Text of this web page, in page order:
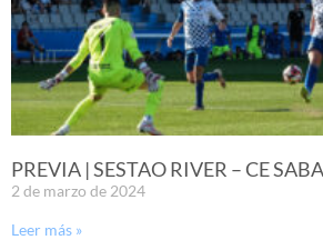
PREVIA | SESTAO RIVER – CE
2 de marzo de 2024
Leer más »